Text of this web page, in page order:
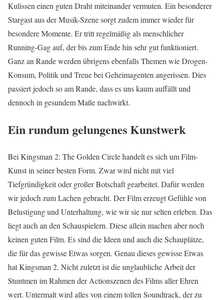
Kulissen einen guten Draht miteinander vermuten. Ein besonderer
Stargast aus der Musik-Szene sorgt zudem immer wieder für
besondere Momente. Er tritt regelmäßig als menschlicher
Running-Gag auf, der bis zum Ende hin sehr gut funktioniert.
Ganz an Rande werden übrigens ebenfalls Themen wie Drogen-
Konsum, Politik und Treue bei Geheimagenten angerissen. Dies
passiert jedoch so am Rande, dass es uns kaum auffällt und
dennoch in gesundem Maße nachwirkt.
Ein rundum gelungenes Kunstwerk
Bei Kingsman 2: The Golden Circle handelt es sich um Film-
Kunst in seiner besten Form. Zwar wird nicht mit viel
Tiefgründigkeit oder großer Botschaft gearbeitet. Dafür werden
wir jedoch zum Lachen gebracht. Der Film erzeugt Gefühle von
Belustigung und Unterhaltung, wie wir sie nur selten erleben. Das
liegt auch an den Schauspielern. Diese allein machen aber noch
keinen guten Film. Es sind die Ideen und auch die Schauplätze,
die für das gewisse Etwas sorgen. Genau dieses gewisse Etwas
hat Kingsman 2. Nicht zuletzt ist die unglaubliche Arbeit der
Stuntmen im Rahmen der Actionszenen des Films aller Ehren
wert. Untermalt wird alles von einem tollen Soundtrack, der zu